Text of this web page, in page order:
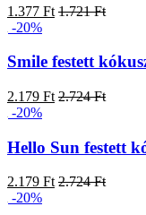
1.377 Ft 1.721 Ft
-20%
Smile festett
2.179 Ft 2.724 Ft
-20%
Hello Sun festett
2.179 Ft 2.724 Ft
-20%